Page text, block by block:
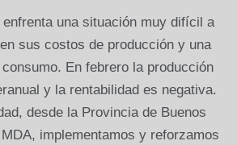
una situación muy difícil a
sus costos de producción y una
En febrero la producción
y la rentabilidad es negativa.
desde la Provincia de Buenos
implementamos y reforzamos